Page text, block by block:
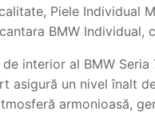
Piele Individual
BMW
interior al BMW
asigură un nivel înalt
armonioasă,